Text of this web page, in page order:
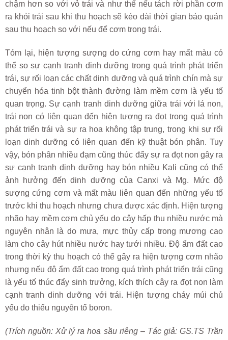
chậm hơn so với vỏ trái và như thế nếu tách rời phần cơm
ra khỏi trái sau khi thu hoạch sẽ kéo dài thời gian bảo quản
sau thu hoạch so với nếu để cơm trong trái.
Tóm lại, hiện tượng sượng do cứng cơm hay mất màu có
thể so sự cạnh tranh dinh dưỡng trong quá trình phát triển
trái, sự rối loạn các chất dinh dưỡng và quá trình chín mà sự
chuyển hóa tinh bột thành đường làm mềm cơm là yếu tố
quan trọng. Sự cạnh tranh dinh dưỡng giữa trái với lá non,
trái non có liên quan đến hiện tượng ra đọt trong quá trình
phát triển trái và sự ra hoa không tập trung, trong khi sự rối
loạn dinh dưỡng có liên quan đến kỹ thuật bón phân. Tuy
vậy, bón phân nhiều đạm cũng thúc đẩy sự ra đọt non gây ra
sự cạnh tranh dinh dưỡng hay bón nhiều Kali cũng có thể
ảnh hưởng đến dinh dưỡng của Canxi và Mg. Mức độ
sượng cứng cơm và mất màu liên quan đến những yếu tố
trước khi thu hoạch nhưng chưa được xác định. Hiện tượng
nhão hay mềm cơm chủ yếu do cây hấp thu nhiều nước mà
nguyên nhân là do mưa, mực thủy cấp trong mương cao
làm cho cây hút nhiều nước hay tưới nhiều. Độ ẩm đất cao
trong thời kỳ thu hoạch có thể gây ra hiện tượng cơm nhão
nhưng nếu độ ẩm đất cao trong quá trình phát triển trái cũng
là yếu tố thúc đẩy sinh trưởng, kích thích cây ra đọt non làm
cạnh tranh dinh dưỡng với trái. Hiện tượng cháy múi chủ
yếu do thiếu nguyên tố boron.
(Trích nguồn: Xử lý ra hoa sầu riêng – Tác giả: GS.TS Trần